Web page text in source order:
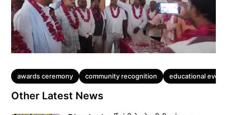
Tags
awards ceremony community recognition educational
Other Latest News